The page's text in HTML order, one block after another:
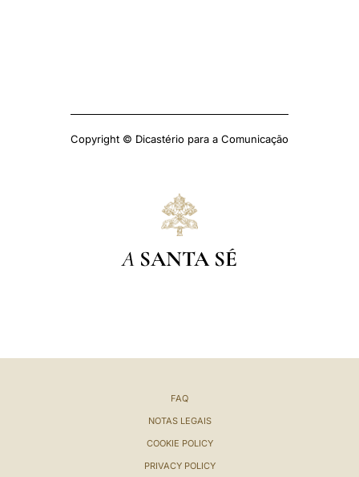
Copyright © Dicastério para a Comunicação
A SANTA SÉ
FAQ
NOTAS LEGAIS
COOKIE POLICY
PRIVACY POLICY